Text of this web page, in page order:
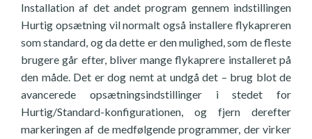
Installation af det andet program gennem indstillingen
Hurtig opsætning vil normalt også installere flykapreren
som standard, og da dette er den mulighed, som de fleste
brugere går efter, bliver mange flykaprere installeret på
den måde. Det er dog nemt at undgå det – brug blot de
avancerede opsætningsindstillinger i stedet for
Hurtig/Standard-konfigurationen, og fjern derefter
markeringen af de medfølgende programmer, der virker